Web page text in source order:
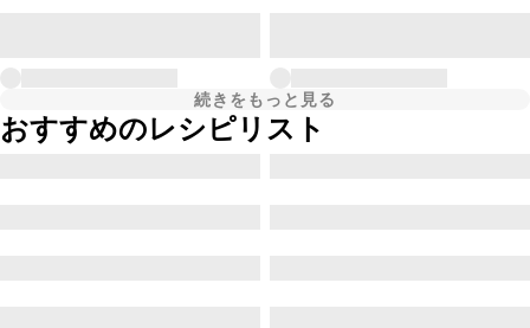
続きをもっと見る
おすすめのレシピリスト